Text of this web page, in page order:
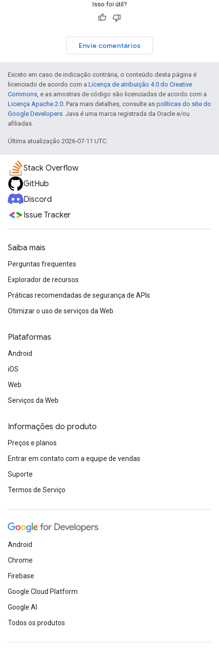
Isso foi útil?
Envie comentários
Exceto em caso de indicação contrária, o conteúdo desta página é
licenciado de acordo com a Licença de atribuição 4.0 do Creative
Commons, e as amostras de código são licenciadas de acordo com a
Licença Apache 2.0. Para mais detalhes, consulte as políticas do site do
Google Developers. Java é uma marca registrada da Oracle e/ou
afiliadas.
Última atualização 2026-07-11 UTC.
Stack Overflow
GitHub
Discord
Issue Tracker
Saiba mais
Perguntas frequentes
Explorador de recursos
Práticas recomendadas de segurança de APIs
Otimizar o uso de serviços da Web
Plataformas
Android
iOS
Web
Serviços da Web
Informações do produto
Preços e planos
Entrar em contato com a equipe de vendas
Suporte
Termos de Serviço
Android
Chrome
Firebase
Google Cloud Platform
Google AI
Todos os produtos